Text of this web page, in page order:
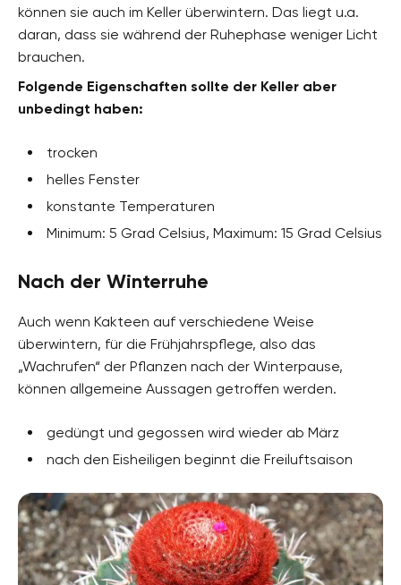
können sie auch im Keller überwintern. Das liegt u.a.
daran, dass sie während der Ruhephase weniger Licht
brauchen.
Folgende Eigenschaften sollte der Keller aber
unbedingt haben:
trocken
helles Fenster
konstante Temperaturen
Minimum: 5 Grad Celsius, Maximum: 15 Grad Celsius
Nach der Winterruhe
Auch wenn Kakteen auf verschiedene Weise
überwintern, für die Frühjahrspflege, also das
„Wachrufen“ der Pflanzen nach der Winterpause,
können allgemeine Aussagen getroffen werden.
gedüngt und gegossen wird wieder ab März
nach den Eisheiligen beginnt die Freiluftsaison